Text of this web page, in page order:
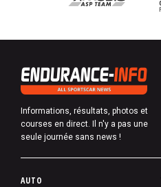
Informations, résultats, photos et
courses en direct. Il n'y a pas une
seule journée sans news !
P
AUTO